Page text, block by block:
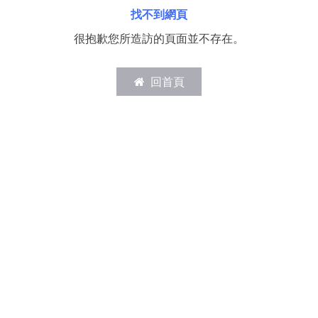
找不到網頁
很抱歉您所造訪的頁面並不存在。
回首頁